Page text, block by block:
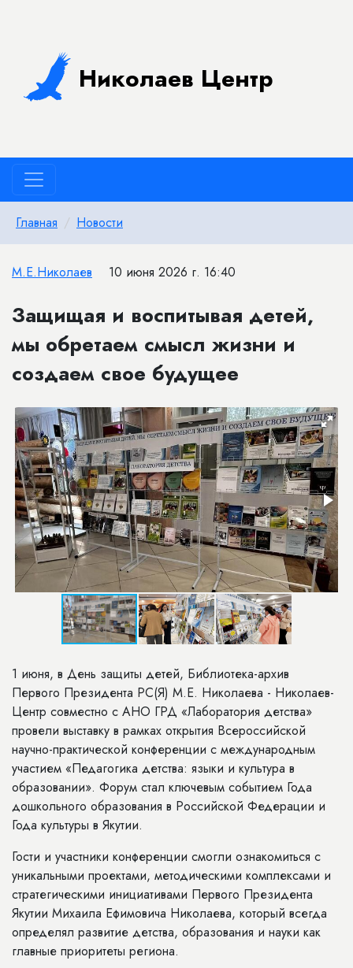
Николаев Центр
Главная Новости
М.Е.Николаев 10 июня 2026 г. 16:40
Защищая и воспитывая детей,
мы обретаем смысл жизни и
создаем свое будущее
1 июня, в День защиты детей, Библиотека-архив
Первого Президента РС(Я) М.Е. Николаева - Николаев-
Центр совместно с АНО ГРД «Лаборатория детства»
провели выставку в рамках открытия Всероссийской
научно-практической конференции с международным
участием «Педагогика детства: языки и культура в
образовании». Форум стал ключевым событием Года
дошкольного образования в Российской Федерации и
Года культуры в Якутии.
Гости и участники конференции смогли ознакомиться с
уникальными проектами, методическими комплексами и
стратегическими инициативами Первого Президента
Якутии Михаила Ефимовича Николаева, который всегда
определял развитие детства, образования и науки как
главные приоритеты региона.